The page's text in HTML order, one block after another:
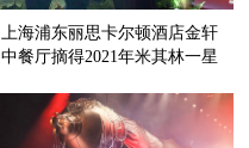
上海浦东丽思卡尔顿酒店金轩
中餐厅摘得2021年米其林一星